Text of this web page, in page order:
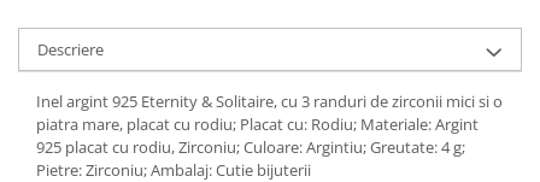
Descriere
Inel argint 925 Eternity & Solitaire, cu 3 randuri de zirconii mici si o
piatra mare, placat cu rodiu; Placat cu: Rodiu; Materiale: Argint
925 placat cu rodiu, Zirconiu; Culoare: Argintiu; Greutate: 4 g;
Pietre: Zirconiu; Ambalaj: Cutie bijuterii